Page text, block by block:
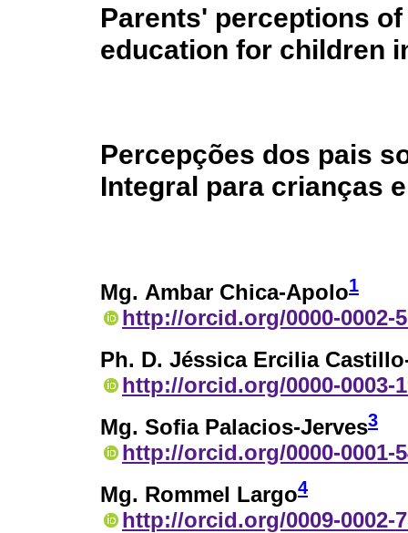
Parents' perceptions
education for children
Percepções dos pais
Integral para crianças
Mg. Ambar Chica-Apolo1
http://orcid.org/0000-0002-
Ph. D. Jéssica Ercilia
http://orcid.org/0000-0003-
Mg. Sofia Palacios-Jerves3
http://orcid.org/0000-0001-
Mg. Rommel Largo4
http://orcid.org/0009-0002-